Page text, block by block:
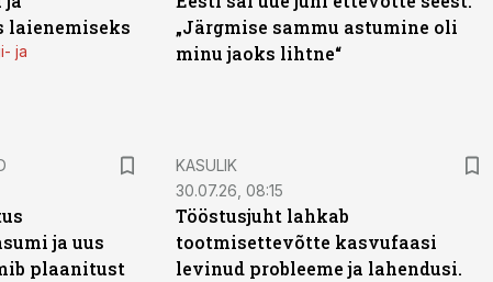
laienemiseks
ja
„Järgmise sammu astumine oli
minu jaoks lihtne“
ja uus
plaanitust
KASULIK
30.07.26, 08:15
Tööstusjuht lahkab
tootmisettevõtte kasvufaasi
levinud probleeme ja lahendusi.